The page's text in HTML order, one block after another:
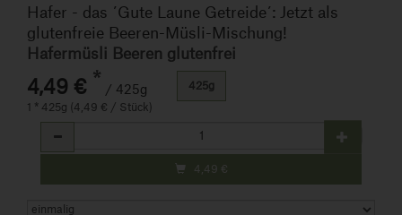
Hafer - das ´Gute Laune Getreide´: Jetzt als
glutenfreie Beeren-Müsli-Mischung!
Hafermüsli Beeren glutenfrei
4,49 € * / 425g
1 * 425g (4,49 € / Stück)
425g
Anzahl
4,49 €